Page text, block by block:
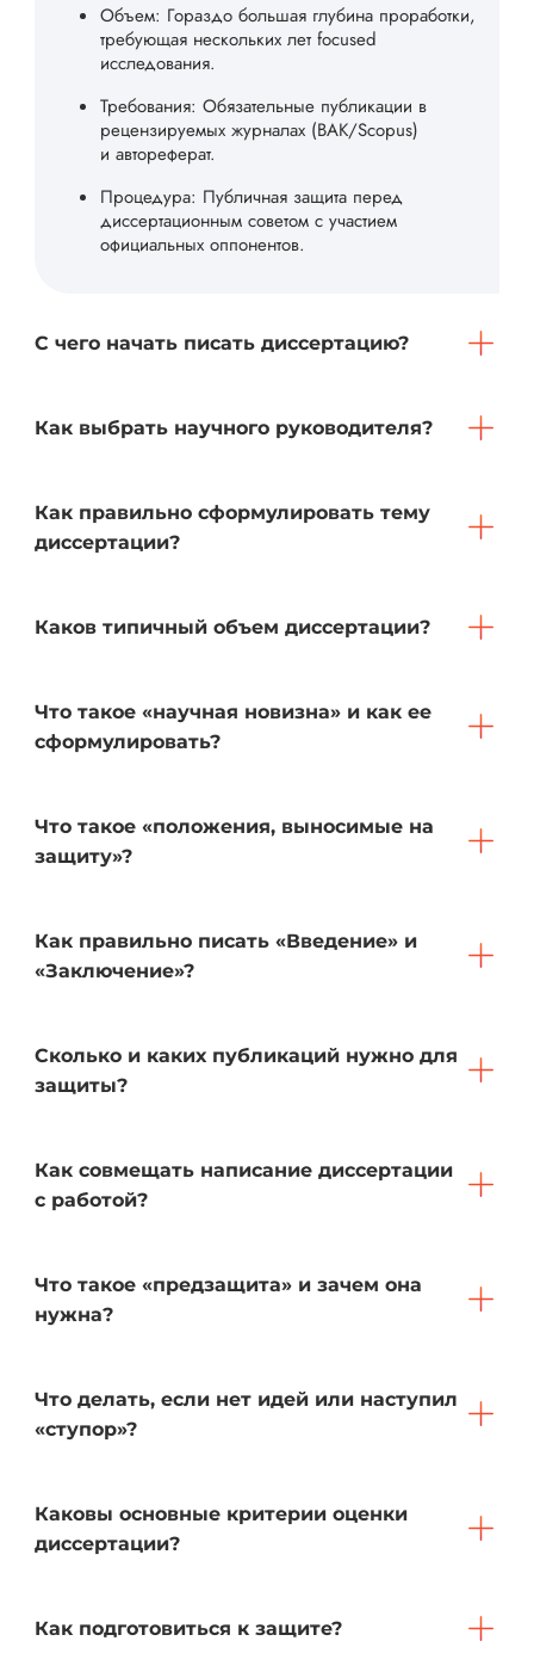
Объем: Гораздо большая глубина проработки,
требующая нескольких лет focused
исследования.
Требования: Обязательные публикации в
рецензируемых журналах (ВАК/Scopus)
и автореферат.
Процедура: Публичная защита перед
диссертационным советом с участием
официальных оппонентов.
С чего начать писать диссертацию?
Как выбрать научного руководителя?
Как правильно сформулировать тему
диссертации?
Каков типичный объем диссертации?
Что такое «научная новизна» и как ее
сформулировать?
Что такое «положения, выносимые на
защиту»?
Как правильно писать «Введение» и
«Заключение»?
Сколько и каких публикаций нужно для
защиты?
Как совмещать написание диссертации
с работой?
Что такое «предзащита» и зачем она
нужна?
Что делать, если нет идей или наступил
«ступор»?
Каковы основные критерии оценки
диссертации?
Как подготовиться к защите?